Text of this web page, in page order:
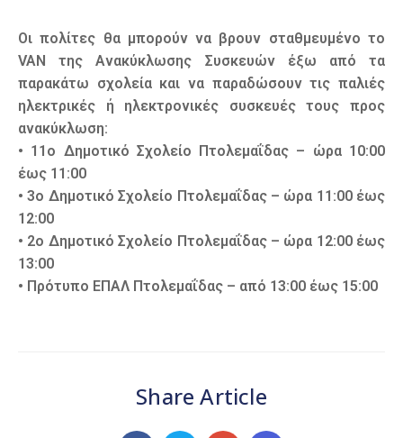
Οι πολίτες θα μπορούν να βρουν σταθμευμένο το
VAN της Ανακύκλωσης Συσκευών έξω από τα
παρακάτω σχολεία και να παραδώσουν τις παλιές
ηλεκτρικές ή ηλεκτρονικές συσκευές τους προς
ανακύκλωση:
• 11ο Δημοτικό Σχολείο Πτολεμαΐδας – ώρα 10:00
έως 11:00
• 3ο Δημοτικό Σχολείο Πτολεμαΐδας – ώρα 11:00 έως
12:00
• 2ο Δημοτικό Σχολείο Πτολεμαΐδας – ώρα 12:00 έως
13:00
• Πρότυπο ΕΠΑΛ Πτολεμαΐδας – από 13:00 έως 15:00
Share Article